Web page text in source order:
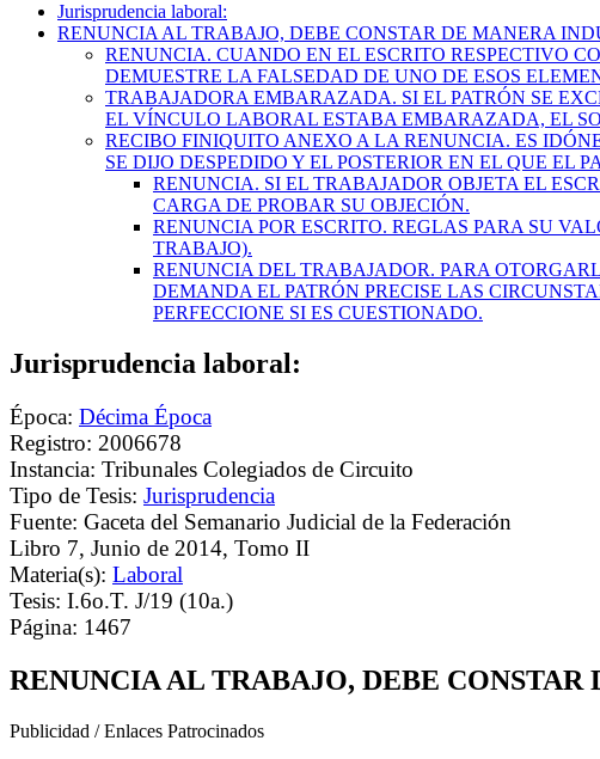
Jurisprudencia laboral:
RENUNCIA AL TRABAJO, DEBE CONSTAR DE MANERA
RENUNCIA. CUANDO EN EL ESCRITO RESPECTIVO
DEMUESTRE LA FALSEDAD DE UNO DE ESOS
TRABAJADORA EMBARAZADA. SI EL PATRÓN SE
EL VÍNCULO LABORAL ESTABA EMBARAZADA, EL
RECIBO FINIQUITO ANEXO A LA RENUNCIA. ES
SE DIJO DESPEDIDO Y EL POSTERIOR EN EL QUE EL
RENUNCIA. SI EL TRABAJADOR OBJETA EL
CARGA DE PROBAR SU OBJECIÓN.
RENUNCIA POR ESCRITO. REGLAS PARA SU
TRABAJO).
RENUNCIA DEL TRABAJADOR. PARA
DEMANDA EL PATRÓN PRECISE LAS
PERFECCIONE SI ES CUESTIONADO.
Jurisprudencia laboral:
Época: Décima Época
Registro: 2006678
Instancia: Tribunales Colegiados de Circuito
Tipo de Tesis: Jurisprudencia
Fuente: Gaceta del Semanario Judicial de la Federación
Libro 7, Junio de 2014, Tomo II
Materia(s): Laboral
Tesis: I.6o.T. J/19 (10a.)
Página: 1467
RENUNCIA AL TRABAJO, DEBE
Publicidad / Enlaces Patrocinados